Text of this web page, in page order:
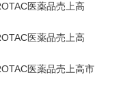
医薬品売上高
医薬品売上高
医薬品売上高市